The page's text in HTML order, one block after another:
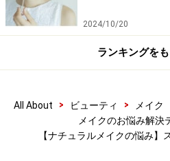
Vol.4【ナチュラルメイクの悩
明
Vol.5【流行メイクの悩み】
何!?
Vol.6【派手色アイカラーの悩
2024/10/20
ランキングを
All About > ビューティ > メイク
メイクのお悩み解決
【ナチュラルメイクの悩み】